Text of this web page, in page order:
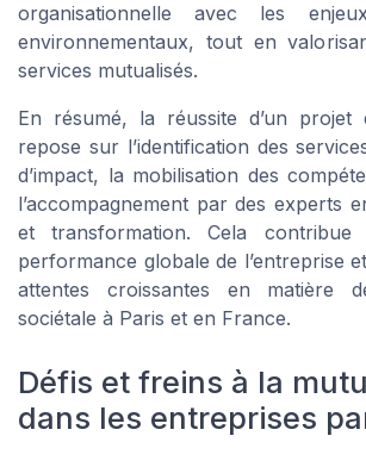
organisationnelle avec les
environnementaux, tout en
services mutualisés.
En résumé, la réussite d’un projet
repose sur l’identification des
d’impact, la mobilisation des
l’accompagnement par des experts
et transformation. Cela
performance globale de l’entreprise
attentes croissantes en matière
sociétale à Paris et en France.
Défis et freins à la
dans les entreprises